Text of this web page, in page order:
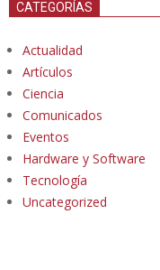
CATEGORÍAS
Actualidad
Artículos
Ciencia
Comunicados
Eventos
Hardware y Software
Tecnología
Uncategorized